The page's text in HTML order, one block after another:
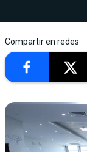
Compartir en redes